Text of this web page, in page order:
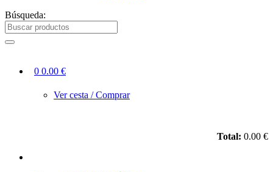
Búsqueda:
0 0.00 €
Ver cesta / Comprar
Total: 0.00 €